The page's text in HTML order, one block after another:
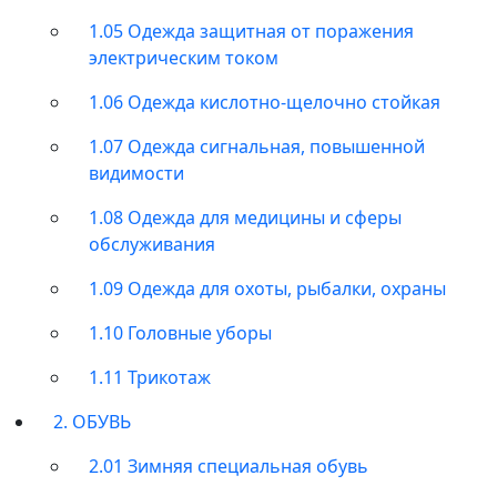
1.05 Одежда защитная от поражения
электрическим током
1.06 Одежда кислотно-щелочно стойкая
1.07 Одежда сигнальная, повышенной
видимости
1.08 Одежда для медицины и сферы
обслуживания
1.09 Одежда для охоты, рыбалки, охраны
1.10 Головные уборы
1.11 Трикотаж
2. ОБУВЬ
2.01 Зимняя специальная обувь